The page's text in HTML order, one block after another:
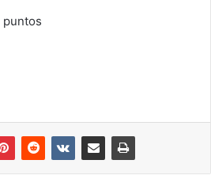
puntos